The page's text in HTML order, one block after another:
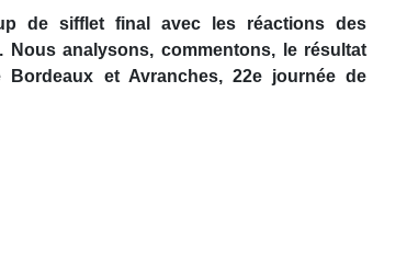
de sifflet final avec les réactions des
analysons, commentons, le résultat
et Avranches, 22e journée de